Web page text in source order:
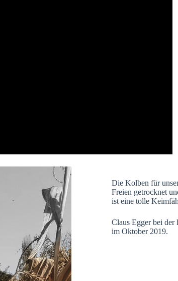
Die Kolben für
Freien getrocknet
ist eine tolle
Claus Egger bei der
im Oktober 2019.